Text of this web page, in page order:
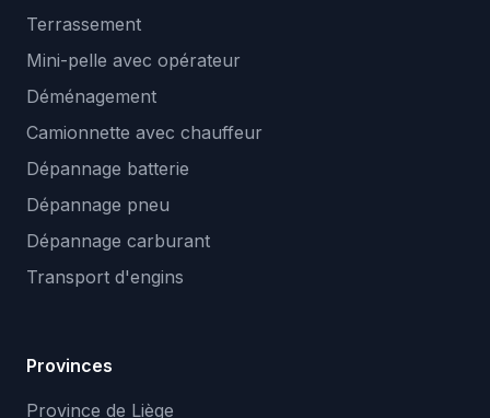
Terrassement
Mini-pelle avec opérateur
Déménagement
Camionnette avec chauffeur
Dépannage batterie
Dépannage pneu
Dépannage carburant
Transport d'engins
Provinces
Province de Liège